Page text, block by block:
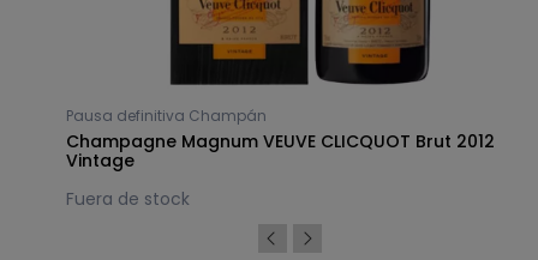
Pausa definitiva Champán
Champagne Magnum VEUVE CLICQUOT Brut 2012
Vintage
Fuera de stock